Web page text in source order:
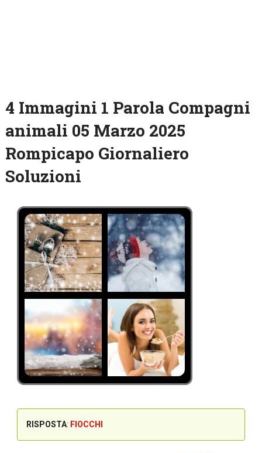
4 Immagini 1 Parola Compagni
animali 05 Marzo 2025
Rompicapo Giornaliero
Soluzioni
RISPOSTA: FIOCCHI